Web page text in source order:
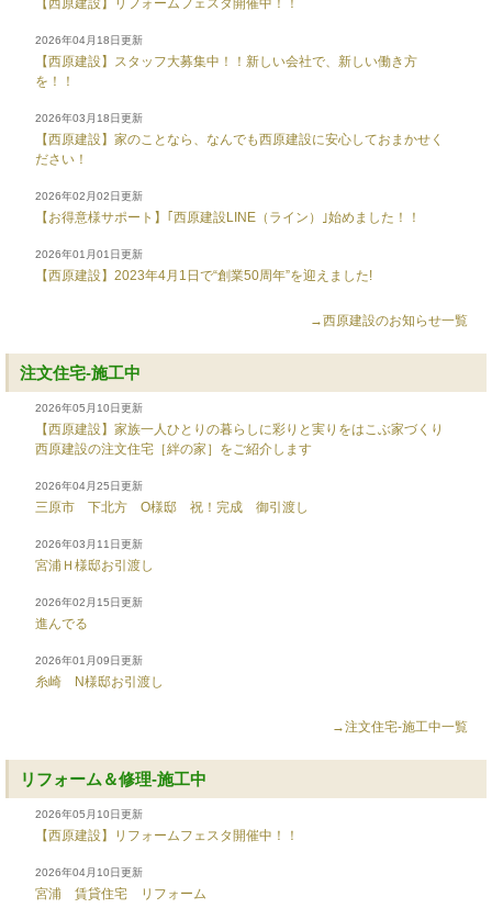
【西原建設】リフォームフェスタ開催中！！
2026年04月18日更新
【西原建設】スタッフ大募集中！！新しい会社で、新しい働き方
を！！
2026年03月18日更新
【西原建設】家のことなら、なんでも西原建設に安心しておまかせく
ださい！
2026年02月02日更新
【お得意様サポート】｢西原建設LINE（ライン）｣始めました！！
2026年01月01日更新
【西原建設】2023年4月1日で“創業50周年”を迎えました!
→西原建設のお知らせ一覧
注文住宅-施工中
2026年05月10日更新
【西原建設】家族一人ひとりの暮らしに彩りと実りをはこぶ家づくり
西原建設の注文住宅［絆の家］をご紹介します
2026年04月25日更新
三原市 下北方 O様邸 祝！完成 御引渡し
2026年03月11日更新
宮浦Ｈ様邸お引渡し
2026年02月15日更新
進んでる
2026年01月09日更新
糸崎 N様邸お引渡し
→注文住宅-施工中一覧
リフォーム＆修理-施工中
2026年05月10日更新
【西原建設】リフォームフェスタ開催中！！
2026年04月10日更新
宮浦 賃貸住宅 リフォーム